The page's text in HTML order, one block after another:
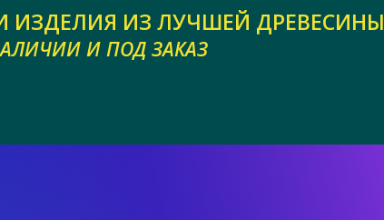
ИЗДЕЛИЯ ИЗ ЛУЧШЕЙ ДРЕВЕСИНЫ
И ПОД ЗАКАЗ